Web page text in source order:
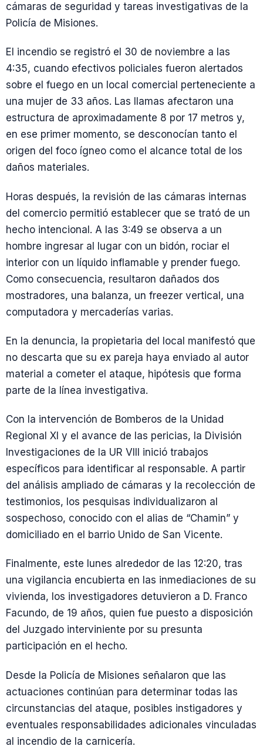
cámaras de seguridad y tareas investigativas de la
Policía de Misiones.
El incendio se registró el 30 de noviembre a las
4:35, cuando efectivos policiales fueron alertados
sobre el fuego en un local comercial perteneciente a
una mujer de 33 años. Las llamas afectaron una
estructura de aproximadamente 8 por 17 metros y,
en ese primer momento, se desconocían tanto el
origen del foco ígneo como el alcance total de los
daños materiales.
Horas después, la revisión de las cámaras internas
del comercio permitió establecer que se trató de un
hecho intencional. A las 3:49 se observa a un
hombre ingresar al lugar con un bidón, rociar el
interior con un líquido inflamable y prender fuego.
Como consecuencia, resultaron dañados dos
mostradores, una balanza, un freezer vertical, una
computadora y mercaderías varias.
En la denuncia, la propietaria del local manifestó que
no descarta que su ex pareja haya enviado al autor
material a cometer el ataque, hipótesis que forma
parte de la línea investigativa.
Con la intervención de Bomberos de la Unidad
Regional XI y el avance de las pericias, la División
Investigaciones de la UR VIII inició trabajos
específicos para identificar al responsable. A partir
del análisis ampliado de cámaras y la recolección de
testimonios, los pesquisas individualizaron al
sospechoso, conocido con el alias de “Chamin” y
domiciliado en el barrio Unido de San Vicente.
Finalmente, este lunes alrededor de las 12:20, tras
una vigilancia encubierta en las inmediaciones de su
vivienda, los investigadores detuvieron a D. Franco
Facundo, de 19 años, quien fue puesto a disposición
del Juzgado interviniente por su presunta
participación en el hecho.
Desde la Policía de Misiones señalaron que las
actuaciones continúan para determinar todas las
circunstancias del ataque, posibles instigadores y
eventuales responsabilidades adicionales vinculadas
al incendio de la carnicería.